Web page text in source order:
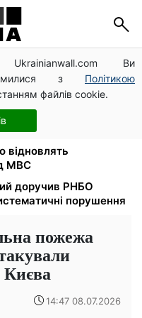
Ukrainianwall.com Ви
з Політикою
файлів cookie.
від арешту за
тисячі
водіям
— штраф до 680
відновлять
МВС
доручив РНБО
порушення
пожежа
14:47 08.07.2026